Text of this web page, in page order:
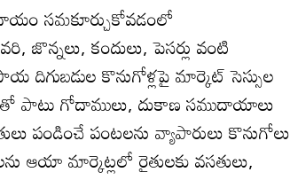
సమకూర్చుకోవడంలో
జొన్నలు, కందులు, పెసర్లు వంటి
దిగుబడుల కొనుగోళ్లపై మార్కెట్‌ సెస్సుల
పాటు గోదాములు, దుకాణ సముదాయాలు
పండించే పంటలను వ్యాపారులు కొనుగోలు
ఆయా మార్కెట్లలో రైతులకు వసతులు,